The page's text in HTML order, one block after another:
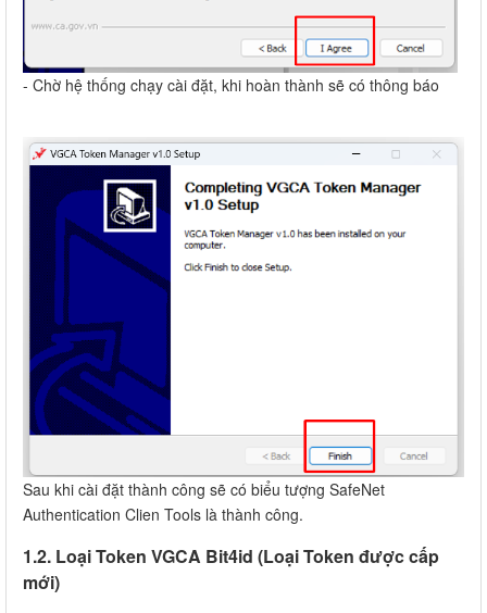
- Chờ hệ thống chạy cài đặt, khi hoàn thành sẽ có thông báo
Sau khi cài đặt thành công sẽ có biểu tượng SafeNet
Authentication Clien Tools là thành công.
1.2. Loại Token VGCA Bit4id (Loại Token được cấp
mới)